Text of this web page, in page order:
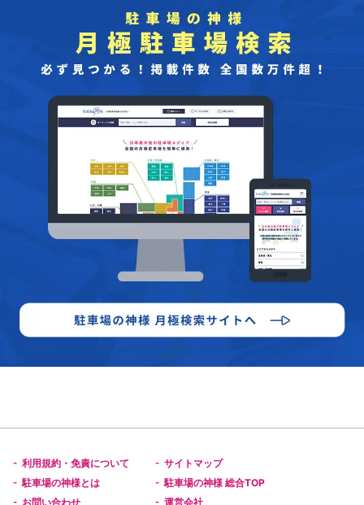
- 利用規約・免責について - サイトマップ
- 駐車場の神様とは - 駐車場の神様 総合TOP
- お問い合わせ - 運営会社